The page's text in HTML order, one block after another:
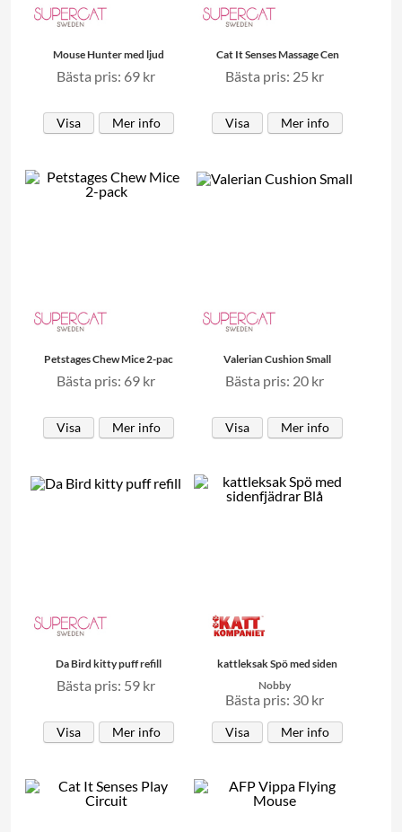
Mouse Hunter med ljud
Bästa pris: 69 kr
Visa Mer info
Cat It Senses Massage Cen
Bästa pris: 25 kr
Visa Mer info
Petstages Chew Mice 2-pac
Bästa pris: 69 kr
Visa Mer info
Valerian Cushion Small
Bästa pris: 20 kr
Visa Mer info
Da Bird kitty puff refill
Bästa pris: 59 kr
Visa Mer info
kattleksak Spö med siden
Nobby
Bästa pris: 30 kr
Visa Mer info